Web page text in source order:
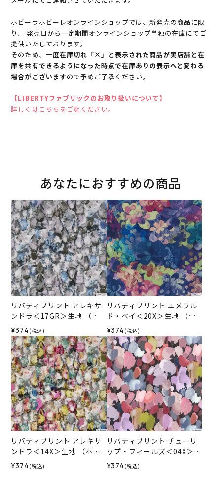
ホビーラホビーレオンラインショップでは、新発売の商品に限
り、 発売日から一定期間オンラインショップ単独の在庫にてご
提供いたしております。
そのため、 一度在庫切れ「×」と表示された商品が実店舗と在
庫を共有できるようになった時点で在庫ありの表示へと変わる
場合がございますので予めご了承ください。
【LIBERTYファブリックのお取り扱いについて】
詳しくはこちらをご覧ください。
あなたにおすすめの商品
リバティプリント アレキサ
ンドラ＜17GR＞生地 （ホ
ビーラホビーレオリジナ
ル）2026SS
¥374 (税込)
リバティプリント エメラル
ド・ベイ＜20X＞生地 （ホ
ビーラホビーレオリジナ
ル）2026SS
¥374 (税込)
リバティプリント アレキサ
ンドラ＜14X＞生地 （ホビ
ーラホビーレオリジナル）2
026SS
¥374 (税込)
リバティプリント チューリ
ップ・フィールズ＜04X＞生
地 （ホビーラホビーレオリ
ジナル）2026SS
¥374 (税込)